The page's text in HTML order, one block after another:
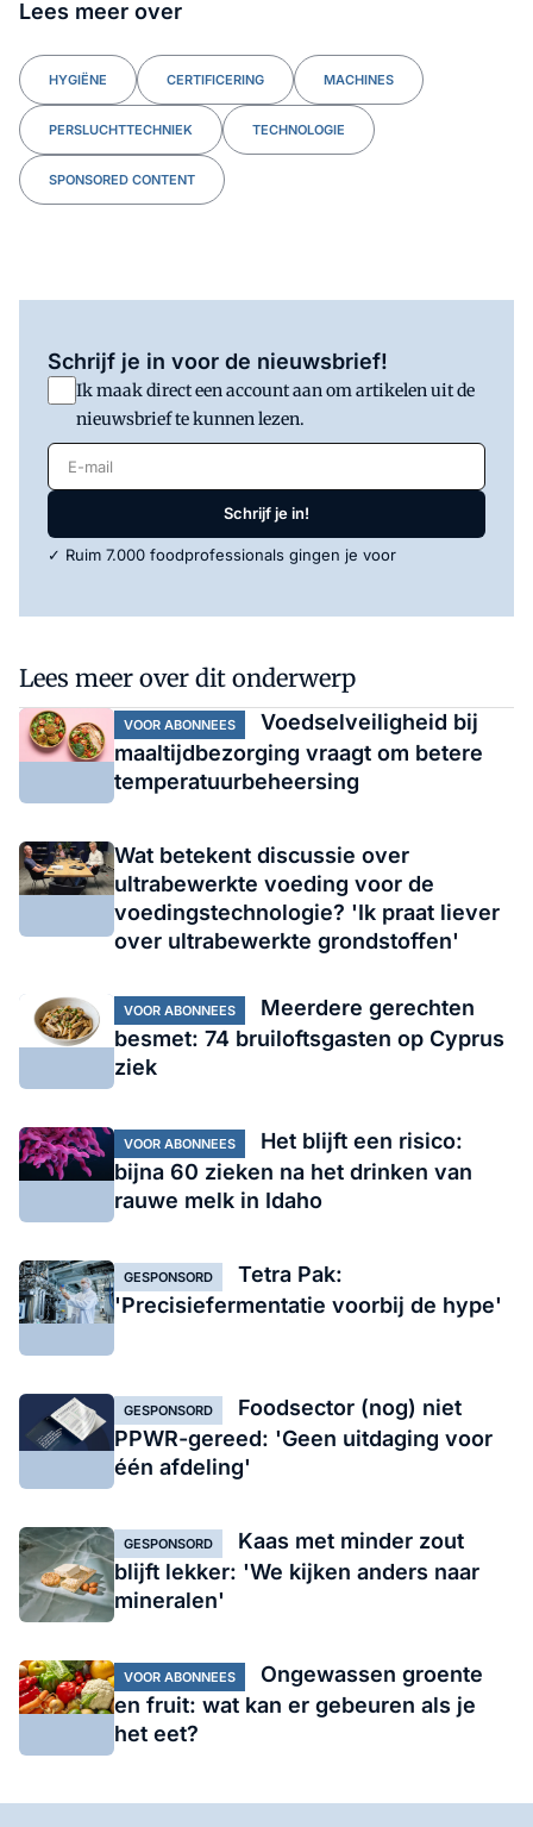
Lees meer over
HYGIËNE CERTIFICERING MACHINES
PERSLUCHTTECHNIEK TECHNOLOGIE
SPONSORED CONTENT
Schrijf je in voor de nieuwsbrief!
Ik maak direct een account aan om artikelen uit de
nieuwsbrief te kunnen lezen.
E-mail
Schrijf je in!
✓ Ruim 7.000 foodprofessionals gingen je voor
Lees meer over dit onderwerp
VOOR ABONNEES
Voedselveiligheid bij
maaltijdbezorging vraagt om betere
temperatuurbeheersing
Wat betekent discussie over
ultrabewerkte voeding voor de
voedingstechnologie? 'Ik praat liever
over ultrabewerkte grondstoffen'
VOOR ABONNEES
Meerdere gerechten
besmet: 74 bruiloftsgasten op Cyprus
ziek
VOOR ABONNEES
Het blijft een risico:
bijna 60 zieken na het drinken van
rauwe melk in Idaho
GESPONSORD
Tetra Pak:
'Precisiefermentatie voorbij de hype'
GESPONSORD
Foodsector (nog) niet
PPWR-gereed: 'Geen uitdaging voor
één afdeling'
GESPONSORD
Kaas met minder zout
blijft lekker: 'We kijken anders naar
mineralen'
VOOR ABONNEES
Ongewassen groente
en fruit: wat kan er gebeuren als je
het eet?